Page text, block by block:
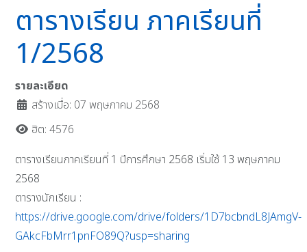
ตารางเรียน ภาคเรียนที่
1/2568
รายละเอียด
สร้างเมื่อ: 07 พฤษภาคม 2568
ฮิต: 4576
ตารางเรียนภาคเรียนที่ 1 ปีการศึกษา 2568 เริ่มใช้ 13 พฤษภาคม
2568
ตารางนักเรียน :
https://drive.google.com/drive/folders/1D7bcbndL8JAmgV-
GAkcFbMrr1pnFO89Q?usp=sharing